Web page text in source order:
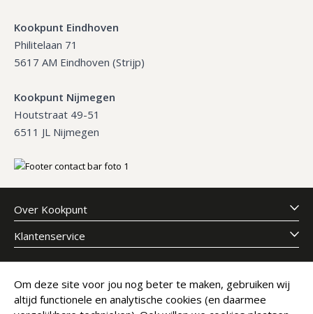
Kookpunt Eindhoven
Philitelaan 71
5617 AM Eindhoven (Strijp)
Kookpunt Nijmegen
Houtstraat 49-51
6511 JL Nijmegen
Over Kookpunt
Klantenservice
Meld je aan voor onze nieuwsbrief
E-mailadres
Abonneer
Om deze site voor jou nog beter te maken, gebruiken wij
altijd functionele en analytische cookies (en daarmee